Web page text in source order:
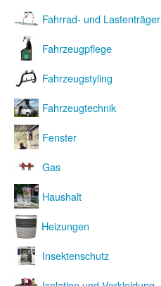
Fahrrad- und Lastenträger
Fahrzeugpflege
Fahrzeugstyling
Fahrzeugtechnik
Fenster
Gas
Haushalt
Heizungen
Insektenschutz